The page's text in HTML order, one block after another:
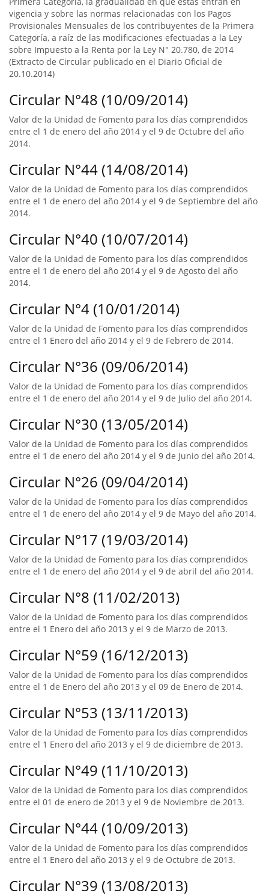
vigencia y sobre las normas relacionadas con los Pagos
Provisionales Mensuales de los contribuyentes de la Primera
Categoría, a raíz de las modificaciones efectuadas a la Ley
sobre Impuesto a la Renta por la Ley N° 20.780, de 2014
(Extracto de Circular publicado en el Diario Oficial de
20.10.2014)
Circular N°48 (10/09/2014)
Valor de la Unidad de Fomento para los días comprendidos
entre el 1 de enero del año 2014 y el 9 de Octubre del año
2014.
Circular N°44 (14/08/2014)
Valor de la Unidad de Fomento para los días comprendidos
entre el 1 de enero del año 2014 y el 9 de Septiembre del año
2014.
Circular N°40 (10/07/2014)
Valor de la Unidad de Fomento para los días comprendidos
entre el 1 de enero del año 2014 y el 9 de Agosto del año
2014.
Circular N°4 (10/01/2014)
Valor de la Unidad de Fomento para los días comprendidos
entre el 1 Enero del año 2014 y el 9 de Febrero de 2014.
Circular N°36 (09/06/2014)
Valor de la Unidad de Fomento para los días comprendidos
entre el 1 de enero del año 2014 y el 9 de Julio del año 2014.
Circular N°30 (13/05/2014)
Valor de la Unidad de Fomento para los días comprendidos
entre el 1 de enero del año 2014 y el 9 de Junio del año 2014.
Circular N°26 (09/04/2014)
Valor de la Unidad de Fomento para los días comprendidos
entre el 1 de enero del año 2014 y el 9 de Mayo del año 2014.
Circular N°17 (19/03/2014)
Valor de la Unidad de Fomento para los días comprendidos
entre el 1 de enero del año 2014 y el 9 de abril del año 2014.
Circular N°8 (11/02/2013)
Valor de la Unidad de Fomento para los días comprendidos
entre el 1 Enero del año 2013 y el 9 de Marzo de 2013.
Circular N°59 (16/12/2013)
Valor de la Unidad de Fomento para los días comprendidos
entre el 1 de Enero del año 2013 y el 09 de Enero de 2014.
Circular N°53 (13/11/2013)
Valor de la Unidad de Fomento para los días comprendidos
entre el 1 Enero del año 2013 y el 9 de diciembre de 2013.
Circular N°49 (11/10/2013)
Valor de la Unidad de Fomento para los dias comprendidos
entre el 01 de enero de 2013 y el 9 de Noviembre de 2013.
Circular N°44 (10/09/2013)
Valor de la Unidad de Fomento para los días comprendidos
entre el 1 Enero del año 2013 y el 9 de Octubre de 2013.
Circular N°39 (13/08/2013)